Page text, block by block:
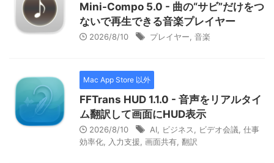
Mini-Compo 5.0 - 曲の“サビ”だけをつ
ないで再生できる音楽プレイヤー
2026/8/10 プレイヤー 音楽
Mac App Store 以外
FFTrans HUD 1.1.0 - 音声をリアルタイ
ム翻訳して画面にHUD表示
2026/8/10 AI ビジネス ビデオ会議 仕事
効率化
入力支援 画面共有 翻訳